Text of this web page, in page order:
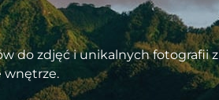
do zdjęć i unikalnych fotografii z
wnętrze.